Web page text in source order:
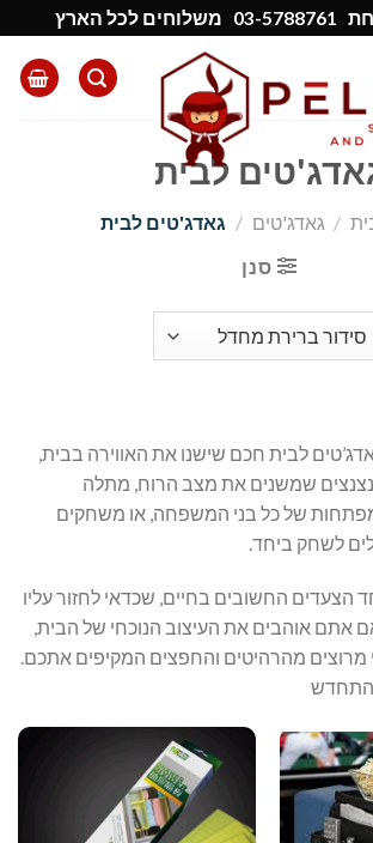
03-5788761 משלוחים לכל הארץ
לבית
/ גאדג'טים / גאדג'טים לבית
סנן
לבית חכם שישנו את האווירה בבית,
שמשנים את מצב הרוח, מתלה
של כל בני המשפחה, או משחקים
לשחק ביחד.
הצעדים החשובים בחיים, שכדאי לחזור עליו
אתם אוהבים את העיצוב הנוכחי של הבית,
מהרהיטים והחפצים המקיפים אתכם.